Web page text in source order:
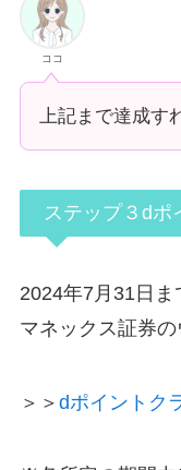
ココ
上記まで達成す
ステップ３dポ
2024年7月31日
マネックス証券
＞＞ dポイントク